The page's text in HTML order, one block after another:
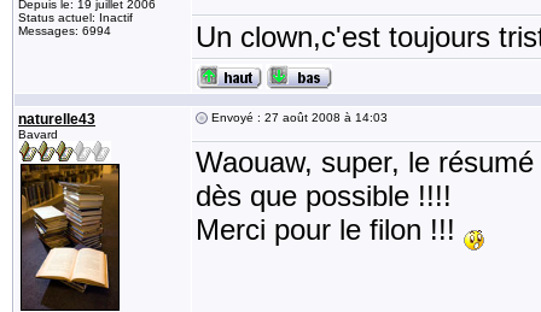
Depuis le: 19 juillet 2006
Status actuel: Inactif
Messages: 6994
Un clown,c'est toujours
naturelle43
Bavard
Envoyé : 27 août 2008 à 14:03
Waouaw, super, le
dès que possible !!!!
Merci pour le filon !!!